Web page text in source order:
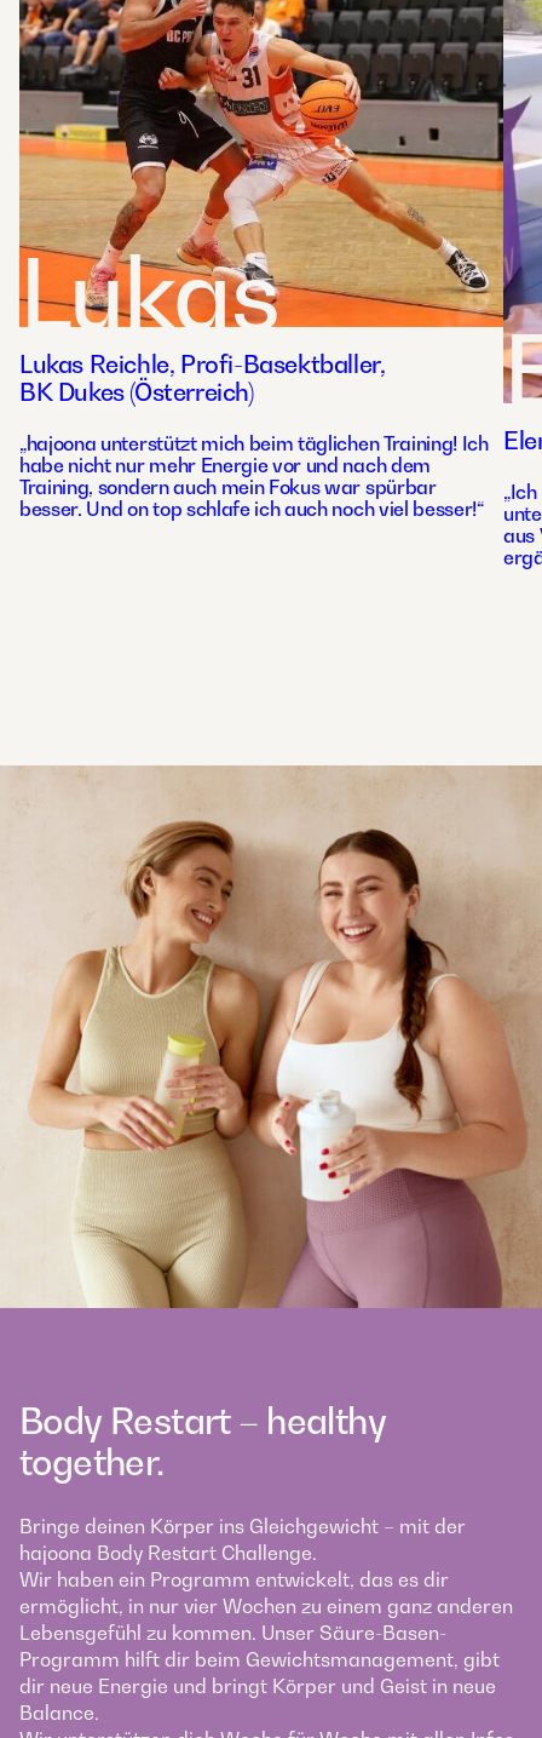
Lukas
Lukas Reichle, Profi-Basektballer,
BK Dukes (Österreich)
„hajoona unterstützt mich beim täglichen Training! Ich
habe nicht nur mehr Energie vor und nach dem
Training, sondern auch mein Fokus war spürbar
besser. Und on top schlafe ich auch noch viel besser!“
aus
Body Restart – healthy
together.
Bringe deinen Körper ins Gleichgewicht – mit der
hajoona Body Restart Challenge.
Wir haben ein Programm entwickelt, das es dir
ermöglicht, in nur vier Wochen zu einem ganz anderen
Lebensgefühl zu kommen. Unser Säure-Basen-
Programm hilft dir beim Gewichtsmanagement, gibt
dir neue Energie und bringt Körper und Geist in neue
Balance.